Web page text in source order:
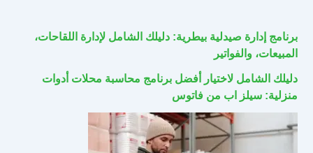
برنامج إدارة صيدلية بيطرية: دليلك الشامل لإدارة اللقاحات،
المبيعات، والفواتير
دليلك الشامل لاختيار أفضل برنامج محاسبة محلات أدوات
منزلية: سيلز اب من فاتوس